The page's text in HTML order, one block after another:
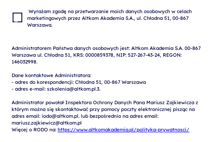
marketingowych przez Altkom Akademia S.A., ul. Chłodna 51, 00-867
Administratorem Państwa danych osobowych jest: Altkom Akademia S.A. 00-867
Warszawa ul. Chłodna 51, KRS: 0000859378, NIP: 527-267-43-24, REGON:
146032998.
Dane kontaktowe Administratora:
- adres do korespondencji: Chłodna 51, 00-867 Warszawa
- adres e-mail: szkolenia@altkom.pl.3.
Administrator powołał Inspektora Ochrony Danych Pana Mariusz Zajkiewicza z
którym można się skontaktować przy pomocy poczty elektronicznej pisząc na
adres email: iodo@altkom.pl. lub bezpośrednio na adres email:
mariusz.zajkiewicz@altkom.pl
Więcej o RODO na: https://www.altkomakademia.pl/polityka-prywatnosci/